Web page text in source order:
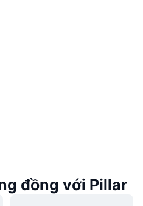
đồng với Pillar